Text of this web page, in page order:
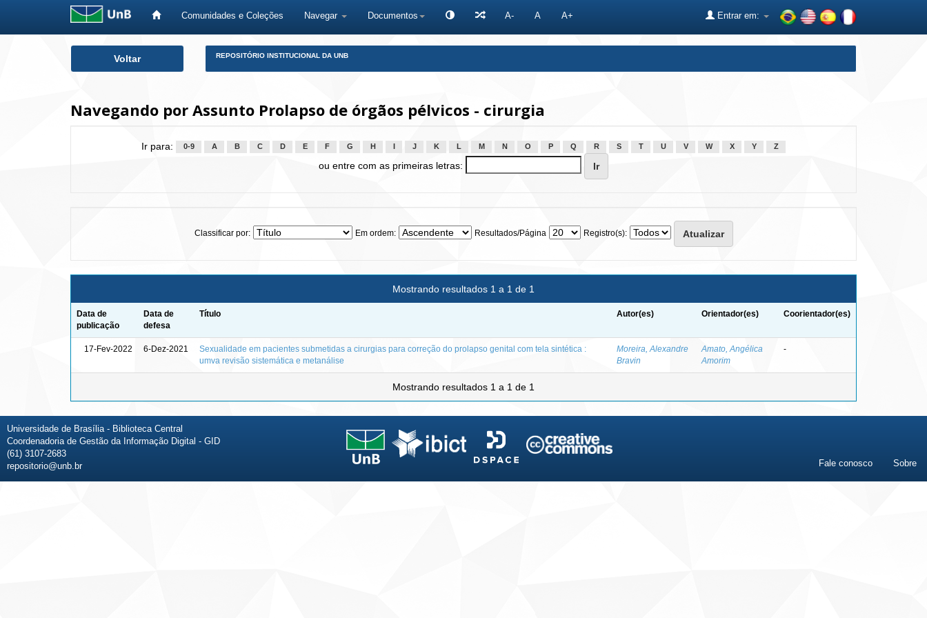
Comunidades e Coleções Navegar Documentos A- A A+ Entrar em:
Voltar REPOSITÓRIO INSTITUCIONAL DA UNB
Navegando por Assunto Prolapso de órgãos pélvicos - cirurgia
Ir para: 0-9 A B C D E F G H J K L M N O P Q R S T U V W X Y Z
ou entre com as primeiras letras:
Classificar por: Em ordem: Resultados/Página Registro(s):
Mostrando resultados 1 a 1 de 1
Data de
publicação
Data de
defesa
Título Autor(es) Orientador(es) Coorientador(es)
17-Fev-2022 6-Dez-2021
Sexualidade em pacientes submetidas a cirurgias para correção do prolapso genital com tela sintética :
umva revisão sistemática e metanálise
Moreira, Alexandre
Bravin
Amato, Angélica
Amorim
-
Mostrando resultados 1 a 1 de 1
Universidade de Brasília - Biblioteca Central
Coordenadoria de Gestão da Informação Digital - GID
(61) 3107-2683
repositorio@unb.br
Fale conosco Sobre